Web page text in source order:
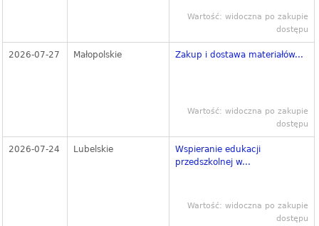
Wartość: widoczna po zakupie
dostępu
2026-07-27 Małopolskie Zakup i dostawa materiałów...
Wartość: widoczna po zakupie
dostępu
2026-07-24 Lubelskie
Wspieranie edukacji
przedszkolnej w...
Wartość: widoczna po zakupie
dostępu